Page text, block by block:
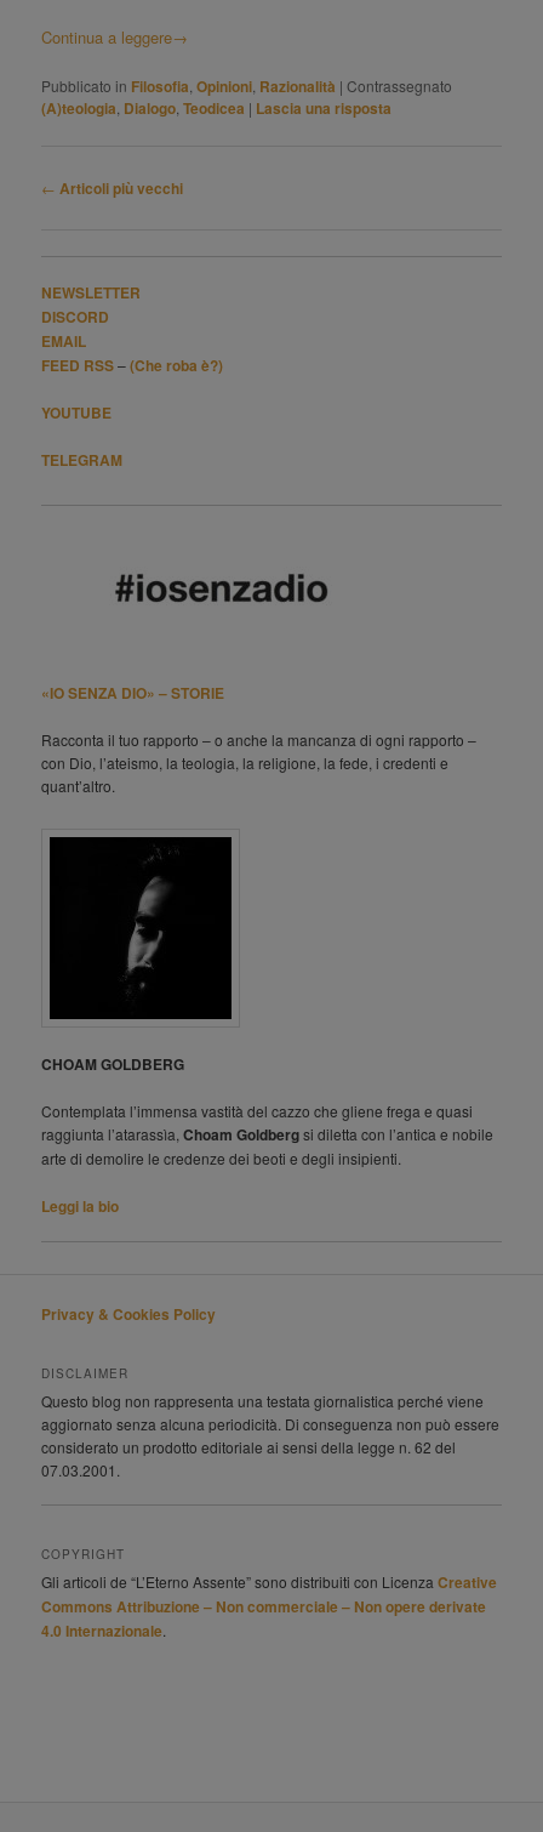
Continua a leggere→
Pubblicato in Filosofia,Opinioni, Razionalità |Contrassegnato
(A)teologia, Dialogo,Teodicea | Lascia una risposta
Navigazione
← Articoli più vecchi
NEWSLETTER
DISCORD
EMAIL
FEED RSS–(Che roba è?)
YOUTUBE
TELEGRAM
«IO SENZA DIO» – STORIE
Racconta il tuo rapporto – o anche la mancanza di ogni rapporto –
con Dio, l’ateismo, la teologia, la religione, la fede, i credenti e
quant’altro.
CHOAM GOLDBERG
Contemplata l’immensa vastità del cazzo che gliene frega e quasi
raggiunta l’atarassìa,Choam Goldbergsi diletta con l’antica e nobile
arte di demolire le credenze dei beoti e degli insipienti.
Leggi la bio
Privacy & Cookies Policy
DISCLAIMER
Questo blog non rappresenta una testata giornalistica perché viene
aggiornato senza alcuna periodicità. Di conseguenza non può essere
considerato un prodotto editoriale ai sensi della legge n. 62 del
07.03.2001.
COPYRIGHT
Gli articoli de “L’Eterno Assente” sono distribuiti con LicenzaCreative
Commons Attribuzione – Non commerciale – Non opere derivate
4.0 Internazionale